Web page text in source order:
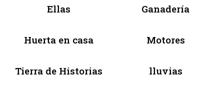
Ellas Ganadería
Huerta en casa Motores
Tierra de Historias lluvias